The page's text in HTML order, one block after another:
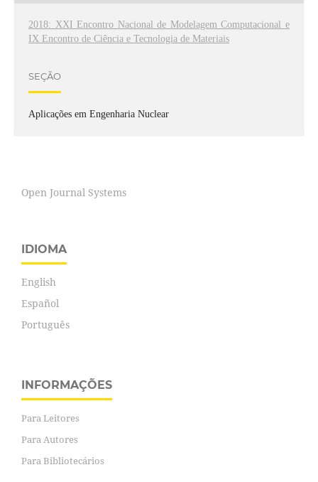
2018: XXI Encontro Nacional de Modelagem Computacional e
IX Encontro de Ciência e Tecnologia de Materiais
SEÇÃO
Aplicações em Engenharia Nuclear
Open Journal Systems
IDIOMA
English
Español
Português
INFORMAÇÕES
Para Leitores
Para Autores
Para Bibliotecários